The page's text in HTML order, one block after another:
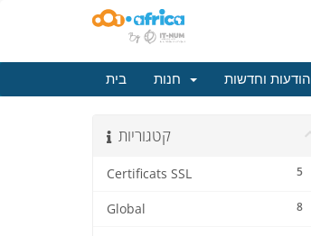
בית הודעות וחדשות
קטגוריות
5
Certificats SSL
8
Global